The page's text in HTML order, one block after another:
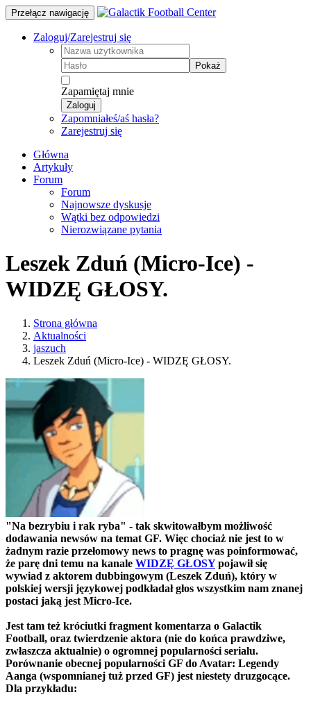
Przełącz nawigację
Zaloguj/Zarejestruj się
Pokaż
Zapamiętaj mnie
Zaloguj
Zapomniałeś/aś hasła?
Zarejestruj się
Główna
Artykuły
Forum
Forum
Najnowsze dyskusje
Wątki bez odpowiedzi
Nierozwiązane pytania
Leszek Zduń (Micro-Ice) -
WIDZĘ GŁOSY.
Strona główna
Aktualności
jaszuch
Leszek Zduń (Micro-Ice) - WIDZĘ GŁOSY.
"Na bezrybiu i rak ryba" - tak skwitowałbym możliwość
dodawania newsów na temat GF. Więc chociaż nie jest to w
żadnym razie przełomowy news to pragnę was poinformować,
że parę dni temu na kanale WIDZĘ GŁOSYpojawił się
wywiad z aktorem dubbingowym (Leszek Zduń), który w
polskiej wersji językowej podkładał głos wszystkim nam znanej
postaci jaką jest Micro-Ice.
Jest tam też króciutki fragment komentarza o Galactik
Football, oraz twierdzenie aktora (nie do końca prawdziwe,
zwłaszcza aktualnie) o ogromnej popularności serialu.
Porównanie obecnej popularności GF do Avatar: Legendy
Aanga (wspomnianej tuż przed GF) jest niestety druzgocące.
Dla przykładu: